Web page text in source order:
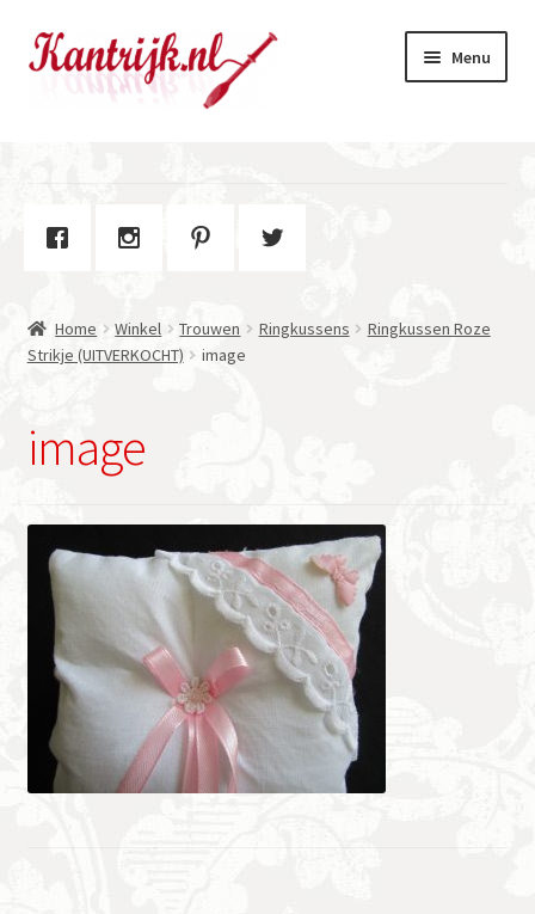
Ga
door
Ga
naar
Menu
Contact
Home Winkel Trouwen Ringkussens
Ringkussen Roze
Strikje (UITVERKOCHT)
image
image